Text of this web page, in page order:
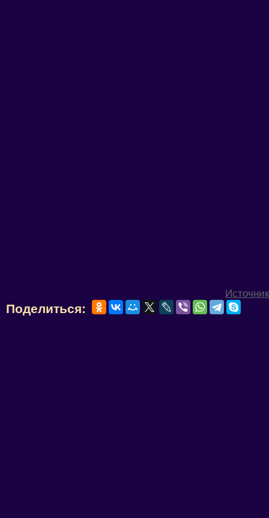
Источник
Поделиться: